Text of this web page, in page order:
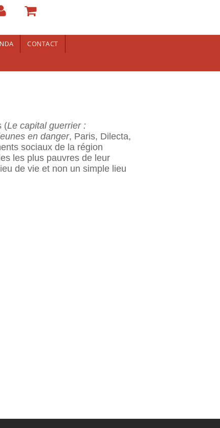
CONTACT
(Le capital guerrier :
en danger, Paris, Dilecta,
sociaux de la région
les plus pauvres de leur
de vie et non un simple lieu